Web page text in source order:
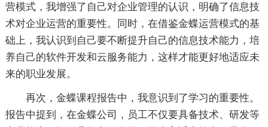
营模式，我增强了自己对企业管理的认识，明确了信息技
术对企业运营的重要性。同时，在借鉴金蝶运营模式的基
础上，我认识到自己要不断提升自己的信息技术能力，培
养自己的软件开发和云服务能力，这样才能更好地适应未
来的职业发展。
再次，金蝶课程报告中，我意识到了学习的重要性。
报告中提到，在金蝶公司，员工不仅要具备技术、研发等